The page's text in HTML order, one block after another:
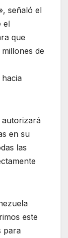
señaló el
el
que
de
autorizará
en su
las
este
para